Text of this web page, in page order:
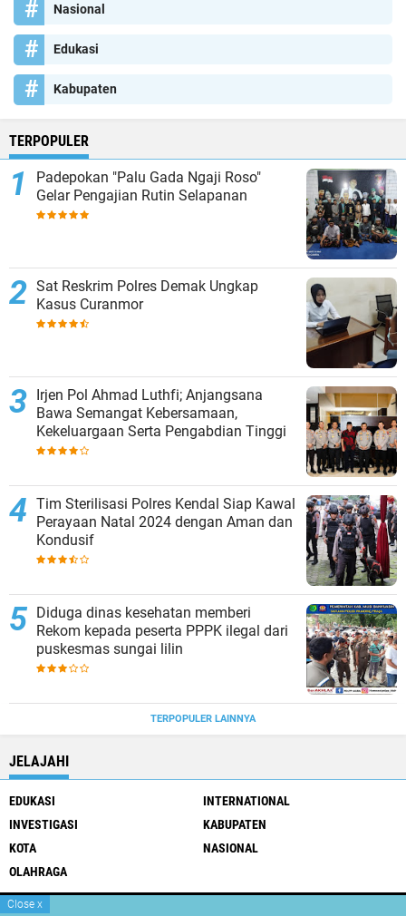
Nasional
Edukasi
Kabupaten
TERPOPULER
Padepokan "Palu Gada Ngaji Roso"
Gelar Pengajian Rutin Selapanan
Sat Reskrim Polres Demak Ungkap
Kasus Curanmor
Irjen Pol Ahmad Luthfi; Anjangsana
Bawa Semangat Kebersamaan,
Kekeluargaan Serta Pengabdian Tinggi
Tim Sterilisasi Polres Kendal Siap Kawal
Perayaan Natal 2024 dengan Aman dan
Kondusif
Diduga dinas kesehatan memberi
Rekom kepada peserta PPPK ilegal dari
puskesmas sungai lilin
TERPOPULER LAINNYA
JELAJAHI
EDUKASI
INTERNATIONAL
INVESTIGASI
KABUPATEN
KOTA
NASIONAL
OLAHRAGA
Close x